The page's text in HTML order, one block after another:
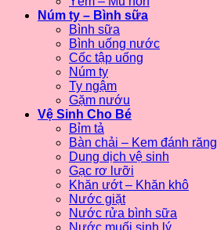
Núm ty – Bình sữa
Bình sữa
Bình uống nước
Cốc tập uống
Núm ty
Ty ngậm
Gặm nướu
Vệ Sinh Cho Bé
Bỉm tả
Bàn chải – Kem đánh răng
Dung dịch vệ sinh
Gạc rơ lưỡi
Khăn ướt – Khăn khô
Nước giặt
Nước rửa bình sữa
Nước muối sinh lý